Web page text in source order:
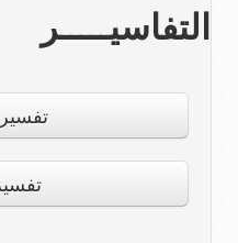
التفاسيـــــر